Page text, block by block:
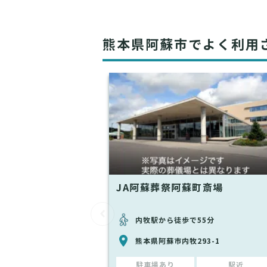
熊本県阿蘇市でよく利用
JA阿蘇葬祭阿蘇町斎場
内牧駅から徒歩で55分
熊本県阿蘇市内牧293-1
駐車場あり 駅近